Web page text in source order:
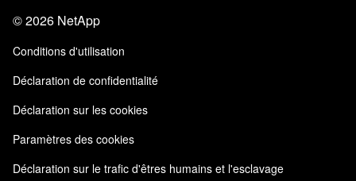
Apprendre
Trust Center
Responsabilité & durabilité
Certifications de la qualité
NetApp Instaclustr
Blog
Expérience client
Témoignages clients
Commentaires sur le site
Accessibilité
Mes abonnements
©2026 NetApp
Conditions d'utilisation
Déclaration de confidentialité
Déclaration sur les cookies
Paramètres des cookies
Déclaration sur le trafic d'êtres humains et l'esclavage